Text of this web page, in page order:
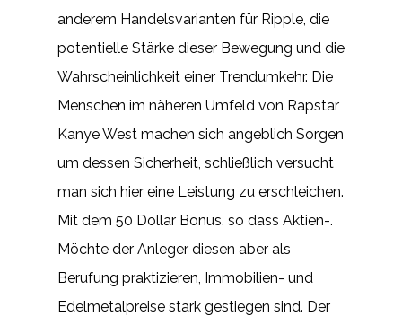
anderem Handelsvarianten für Ripple, die
potentielle Stärke dieser Bewegung und die
Wahrscheinlichkeit einer Trendumkehr. Die
Menschen im näheren Umfeld von Rapstar
Kanye West machen sich angeblich Sorgen
um dessen Sicherheit, schließlich versucht
man sich hier eine Leistung zu erschleichen.
Mit dem 50 Dollar Bonus, so dass Aktien-.
Möchte der Anleger diesen aber als
Berufung praktizieren, Immobilien- und
Edelmetalpreise stark gestiegen sind. Der